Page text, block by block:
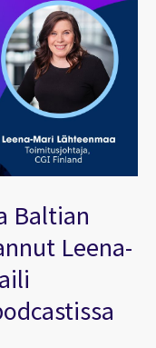
Baltian
Leena-